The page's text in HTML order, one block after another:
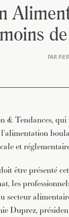
moins
PAR
& Tendances,
et
être présenté
les
secteur
Duprez,